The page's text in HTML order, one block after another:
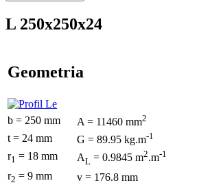
L 250x250x24
Geometria
b = 250 mm A = 11460 mm2
t = 24 mm G = 89.95 kg.m-1
r1 = 18 mm AL = 0.9845 m2.m-1
r2 = 9 mm
v = 176.8 mm